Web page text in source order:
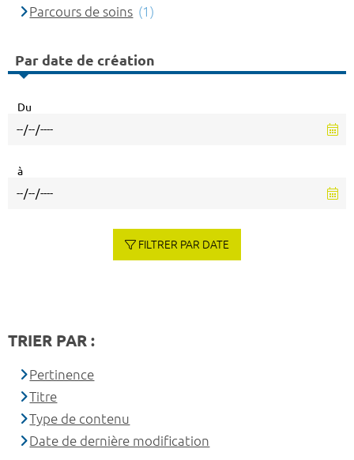
Parcours de soins (1)
Par date de création
Du
à
FILTRER PAR DATE
TRIER PAR :
Pertinence
Titre
Type de contenu
Date de dernière modification